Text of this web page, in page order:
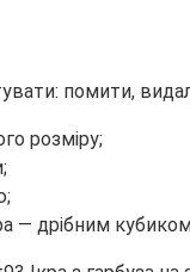
помити,
розміру;
— дрібним